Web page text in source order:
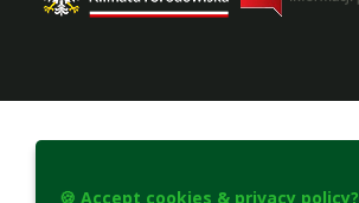
🍪 Accept cookies & privacy policy?